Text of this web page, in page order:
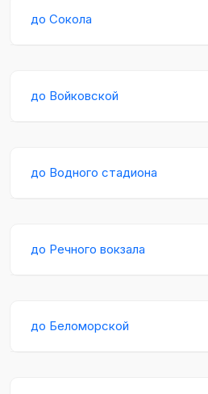
до Сокола
до Войковской
до Водного стадиона
до Речного вокзала
до Беломорской